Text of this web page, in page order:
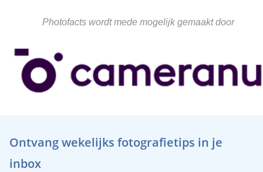
Photofacts wordt mede mogelijk gemaakt door
Ontvang wekelijks fotografietips in je
inbox